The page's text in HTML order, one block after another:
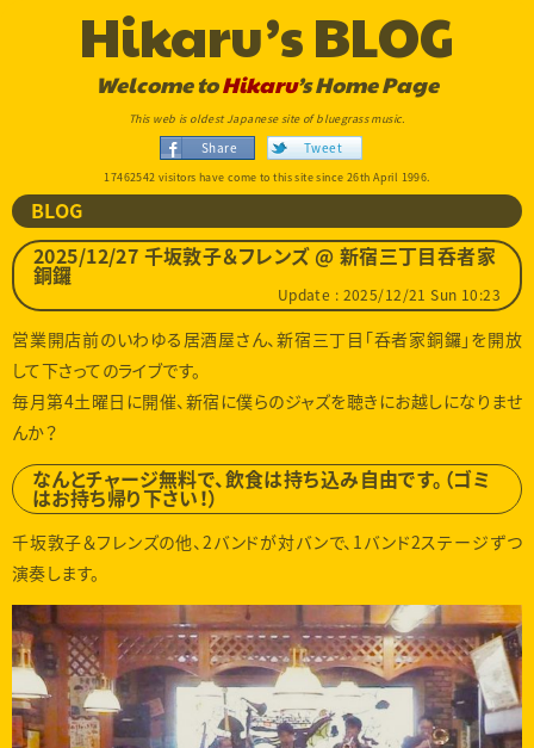
Hikaru’s BLOG
Welcome toHikaru’s Home Page
This web is oldest Japanese site of bluegrass music.
Share Tweet
17462542 visitors have come to this site since 26th April 1996.
BLOG
2025/12/27 千坂敦子＆フレンズ @ 新宿三丁目呑者家
銅鑼
Update : 2025/12/21 Sun 10:23
営業開店前のいわゆる居酒屋さん、新宿三丁目「呑者家銅鑼」を開放
して下さってのライブです。
毎月第4土曜日に開催、新宿に僕らのジャズを聴きにお越しになりませ
んか？
なんとチャージ無料で、飲食は持ち込み自由です。（ゴミ
はお持ち帰り下さい！）
千坂敦子＆フレンズの他、2バンドが対バンで、1バンド2ステージずつ
演奏します。